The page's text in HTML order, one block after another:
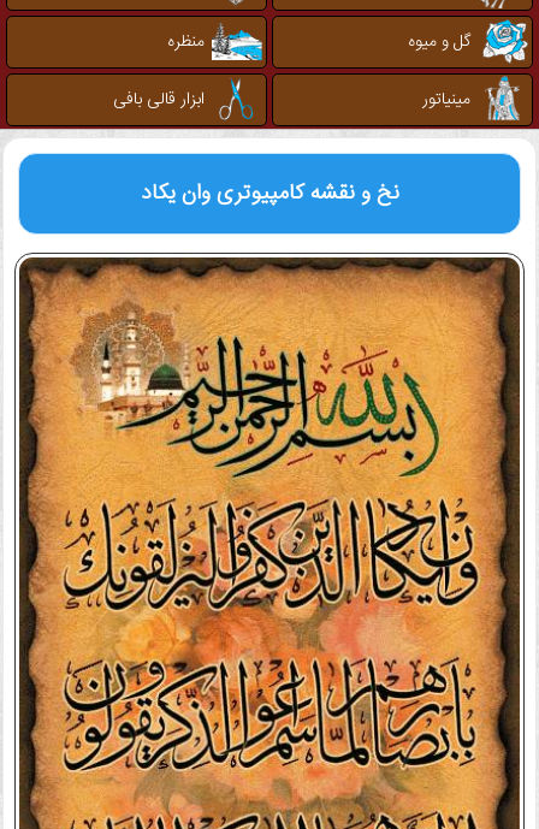
گل و میوه
منظره
مینیاتور
ابزار قالی بافی
نخ و نقشه کامپیوتریوان یکاد